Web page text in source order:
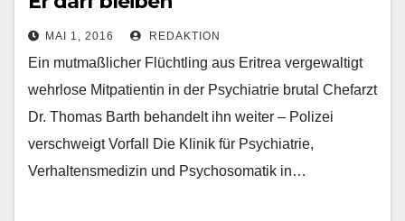
MAI 1, 2016 REDAKTION
Ein mutmaßlicher Flüchtling aus Eritrea vergewaltigt
wehrlose Mitpatientin in der Psychiatrie brutal Chefarzt
Dr. Thomas Barth behandelt ihn weiter – Polizei
verschweigt Vorfall Die Klinik für Psychiatrie,
Verhaltensmedizin und Psychosomatik in…